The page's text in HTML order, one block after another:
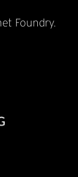
Foundry.